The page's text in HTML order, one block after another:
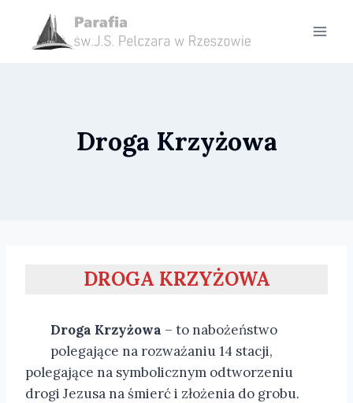
treści
Droga Krzyżowa
DROGA KRZYŻOWA
Droga Krzyżowa – to nabożeństwo
polegające na rozważaniu 14 stacji,
polegające na symbolicznym odtworzeniu
drogi Jezusa na śmierć i złożenia do grobu.